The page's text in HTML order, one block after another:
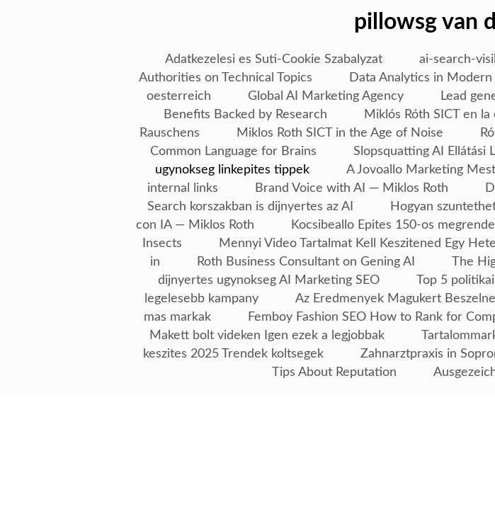
pillowsg van
Adatkezelesi es Suti-Cookie Szabalyzat ai-search-
Authorities on Technical Topics
Data Analytics in
oesterreich
Global AI Marketing Agency Lead
Benefits Backed by Research
Miklós Róth SICT en
Rauschens
Miklos Roth SICT in the Age of Noise
Common Language for Brains
Slopsquatting AI Ellátási
ugynokseg linkepites tippek
A Jovoallo Marketing
internal links
Brand Voice with AI — Miklos Roth
Search korszakban is dijnyertes az AI
Hogyan
con IA — Miklos Roth
Kocsibeallo Epites 150-os
Insects
Mennyi Video Tartalmat Kell Keszitened Egy
in
Roth Business Consultant on Gening AI The
dijnyertes ugynokseg AI Marketing SEO
Top 5
legelesebb kampany
Az Eredmenyek Magukert
mas markak
Femboy Fashion SEO How to Rank for
Makett bolt videken Igen ezek a legjobbak
keszites 2025 Trendek koltsegek
Zahnarztpraxis in
Tips About Reputation